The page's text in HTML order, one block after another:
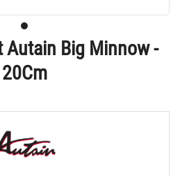
Autain Big Minnow -
20Cm